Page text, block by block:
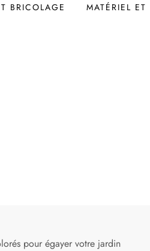
BRICOLAGE MATÉRIEL
pour égayer votre jardin